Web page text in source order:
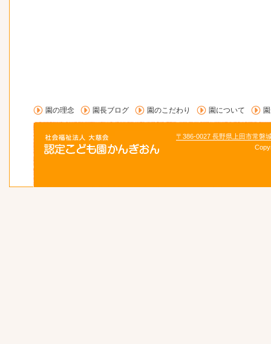
園の理念 園長ブログ 園のこだわり 園について
〒386-0027 長野県上田市常磐